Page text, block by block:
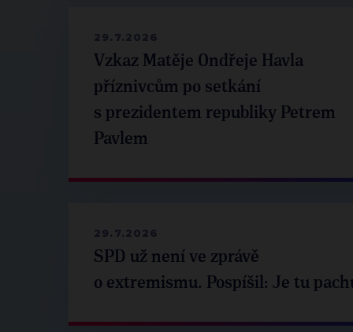
29.7.2026
Vzkaz Matěje Ondřeje Havla
příznivcům po setkání
s prezidentem republiky Petrem
Pavlem
29.7.2026
SPD už není ve zprávě
o extremismu. Pospíšil: Je tu